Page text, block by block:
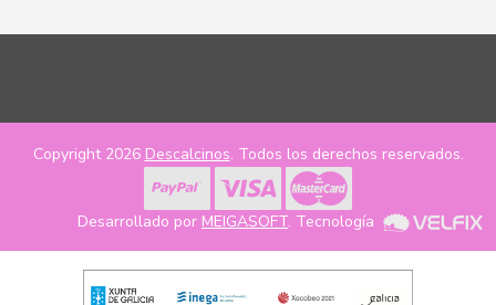
Copyright 2026 Descalcinos. Todos los derechos reservados.
Desarrollado por MEIGASOFT. Tecnología